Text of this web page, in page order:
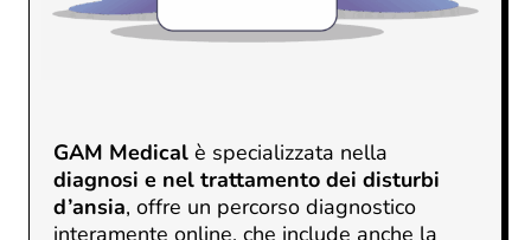
GAM Medical è specializzata nella
diagnosi e nel trattamento dei disturbi
d’ansia, offre un percorso diagnostico
interamente online, che include anche la